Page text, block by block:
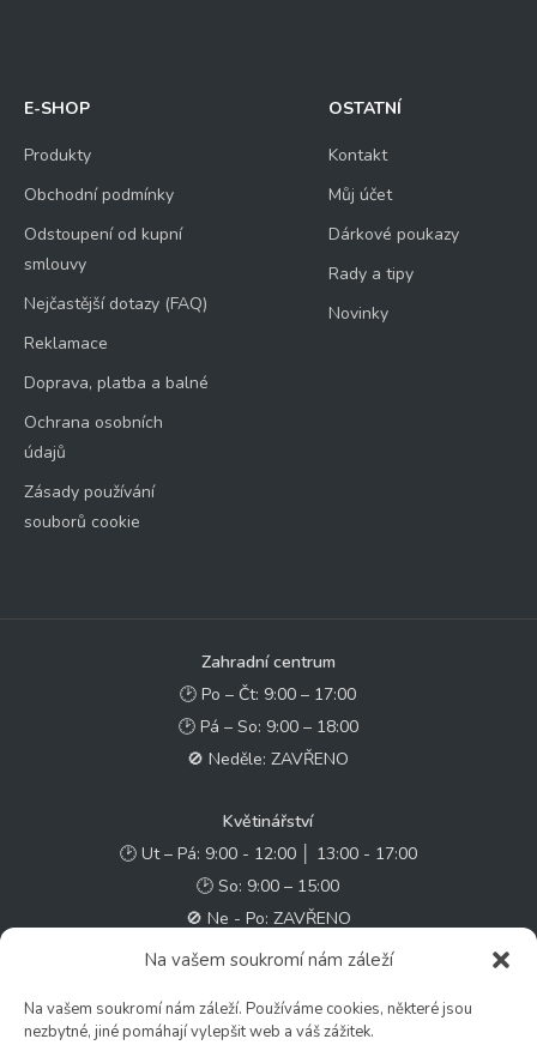
Na vašem soukromí nám záleží
Na vašem soukromí nám záleží. Používáme cookies, některé jsou
nezbytné, jiné pomáhají vylepšit web a váš zážitek.
E-SHOP
Produkty
Obchodní podmínky
Odstoupení od kupní
smlouvy
Nejčastější dotazy (FAQ)
Reklamace
Doprava, platba a balné
Ochrana osobních
údajů
Zásady používání
souborů cookie
OSTATNÍ
Kontakt
Můj účet
Dárkové poukazy
Rady a tipy
Novinky
Zahradní centrum
🕑 Po – Čt: 9:00 – 17:00
🕑 Pá – So: 9:00 – 18:00
🚫 Neděle: ZAVŘENO
Květinářství
🕑 Ut – Pá: 9:00 - 12:00 │ 13:00 - 17:00
🕑 So: 9:00 – 15:00
🚫 Ne - Po: ZAVŘENO
✉️ e-shop@zcstrakovo.cz